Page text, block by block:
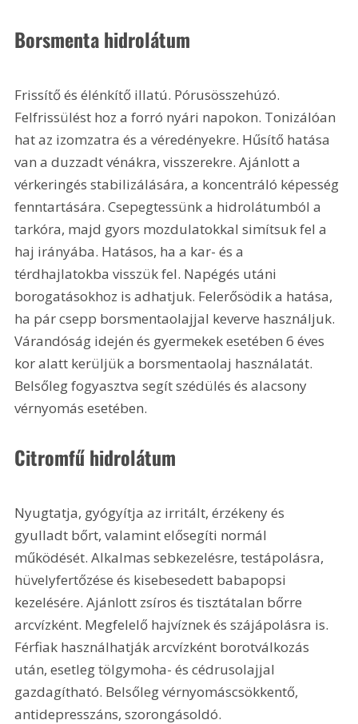
Borsmenta hidrolátum
Frissítő és élénkítő illatú. Pórusösszehúzó.
Felfrissülést hoz a forró nyári napokon. Tonizálóan
hat az izomzatra és a véredényekre. Hűsítő hatása
van a duzzadt vénákra, visszerekre. Ajánlott a
vérkeringés stabilizálására, a koncentráló képesség
fenntartására. Csepegtessünk a hidrolátumból a
tarkóra, majd gyors mozdulatokkal simítsuk fel a
haj irányába. Hatásos, ha a kar- és a
térdhajlatokba visszük fel. Napégés utáni
borogatásokhoz is adhatjuk. Felerősödik a hatása,
ha pár csepp borsmentaolajjal keverve használjuk.
Várandóság idején és gyermekek esetében 6 éves
kor alatt kerüljük a borsmentaolaj használatát.
Belsőleg fogyasztva segít szédülés és alacsony
vérnyomás esetében.
Citromfű hidrolátum
Nyugtatja, gyógyítja az irritált, érzékeny és
gyulladt bőrt, valamint elősegíti normál
működését. Alkalmas sebkezelésre, testápolásra,
hüvelyfertőzése és kisebesedett babapopsi
kezelésére. Ajánlott zsíros és tisztátalan bőrre
arcvízként. Megfelelő hajvíznek és szájápolásra is.
Férfiak használhatják arcvízként borotválkozás
után, esetleg tölgymoha- és cédrusolajjal
gazdagítható. Belsőleg vérnyomáscsökkentő,
antidepresszáns, szorongásoldó.